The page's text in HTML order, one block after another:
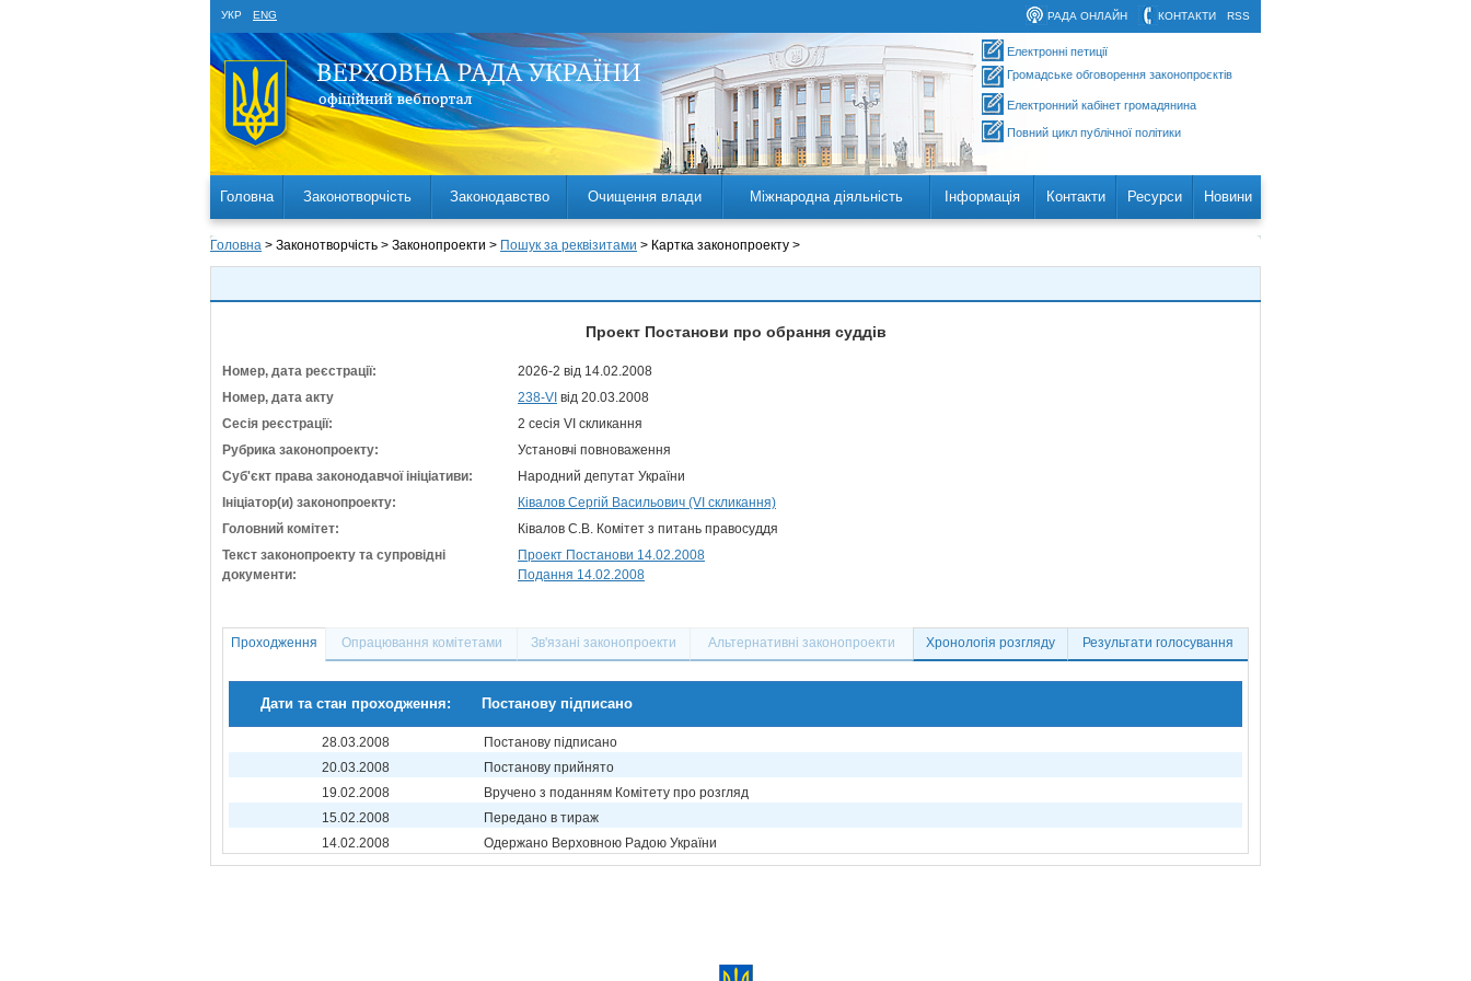
УКР ENG RSS
КОНТАКТИ
РАДА ОНЛАЙН
Електронні петиції
Громадське обговорення законопроєктів
Електронний кабінет громадянина
Повний цикл публічної політики
Головна Законотворчість Законодавство Очищення влади Міжнародна діяльність Інформація Контакти Ресурси Новини
Головна > Законотворчість > Законопроекти > Пошук за реквізитами > Картка законопроекту >
Проект Постанови про обрання суддів
Номер, дата реєстрації:
2026-2 від 14.02.2008
Номер, дата акту
238-VI від 20.03.2008
Сесія реєстрації:
2 сесія VI скликання
Рубрика законопроекту:
Установчі повноваження
Суб'єкт права законодавчої ініціативи:
Народний депутат України
Ініціатор(и) законопроекту:
Ківалов Сергій Васильович (VI скликання)
Головний комітет:
Ківалов С.В. Комітет з питань правосуддя
Текст законопроекту та супровідні
документи:
Проект Постанови 14.02.2008
Подання 14.02.2008
Проходження Опрацювання комітетами Зв'язані законопроекти Альтернативні законопроекти Хронологія розгляду Результати голосування
Дати та стан проходження: Постанову підписано
28.03.2008
Постанову підписано
20.03.2008
Постанову прийнято
19.02.2008
Вручено з поданням Комітету про розгляд
15.02.2008
Передано в тираж
14.02.2008
Одержано Верховною Радою України